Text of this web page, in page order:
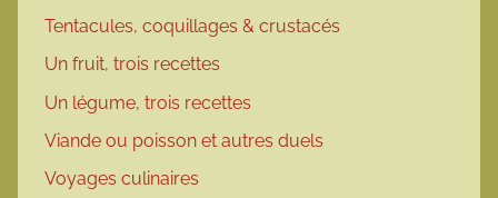
Tentacules, coquillages & crustacés
Un fruit, trois recettes
Un légume, trois recettes
Viande ou poisson et autres duels
Voyages culinaires